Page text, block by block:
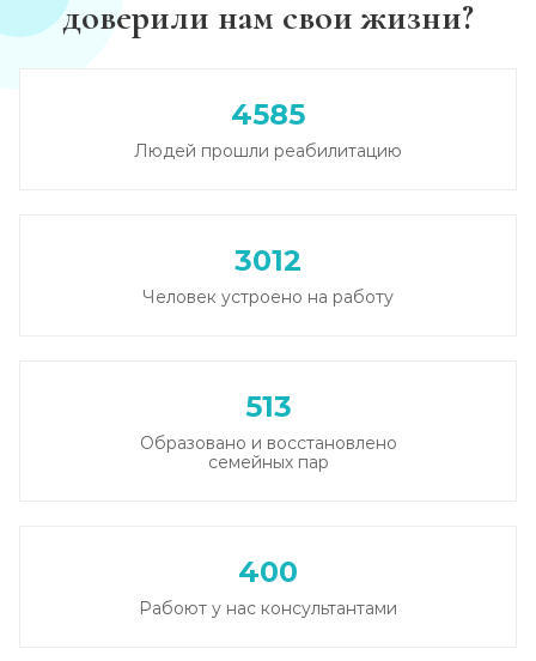
Круглосуточный вывод из запоя
Вывод из запоя в стационаре (сутки)
Снятие алкогольной интоксикации
Записаться
Лечение плазмаферезом
Кодирование от алкоголизма
Записаться
доверили нам свои жизни?
4585
Людей прошли реабилитацию
3012
Человек устроено на работу
513
Образовано и восстановлено
семейных пар
400
Рабоют у нас консультантами